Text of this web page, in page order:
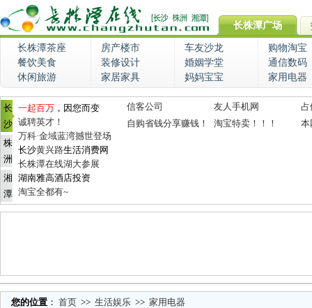
长株潭广场
长株潭茶座 房产楼市 车友沙龙
购物淘宝
餐饮美食
装修设计 婚姻学堂
通信数码
休闲旅游
家居家具 妈妈宝宝 家用电器
长
沙
株
洲
湘
潭
一起百万 ，因您而变
诚聘英才！
万科·金域蓝湾撼世登场
长沙黄兴路生活消费网
长株潭在线湖大参展
湖南雅高酒店投资
淘宝全都有~
信客公司 友人手机网
占
自购省钱分享赚钱！
淘宝特卖！！！ 本
您的位置 ： 首页 >> 生活娱乐 >> 家用电器